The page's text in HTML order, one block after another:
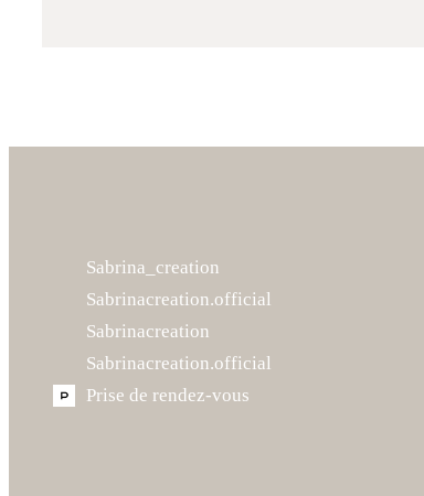
Sabrina_creation
Sabrinacreation.official
Sabrinacreation
Sabrinacreation.official
Prise de rendez-vous